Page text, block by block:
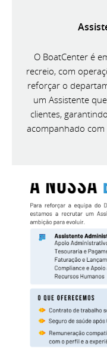
O BoatCenter é
recreio, com
reforçar o
um Assistente
clientes,
acompanhado